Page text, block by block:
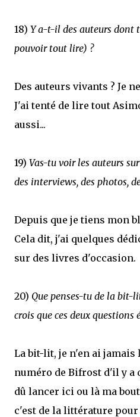
18) Y a-t-il des auteurs dont
pouvoir tout lire) ?
Des auteurs vivants ? Je
J'ai tenté de lire tout
aussi...
19) Vas-tu voir les auteurs
des interviews, des photos,
Depuis que je tiens mon
Cela dit, j'ai quelques
sur des livres d'occasion.
20) Que penses-tu de la bit-
crois que ces deux
La bit-lit, je n'en ai jamais
numéro de Bifrost d'il y a
dû lancer ici ou là ma
c'est de la littérature pour